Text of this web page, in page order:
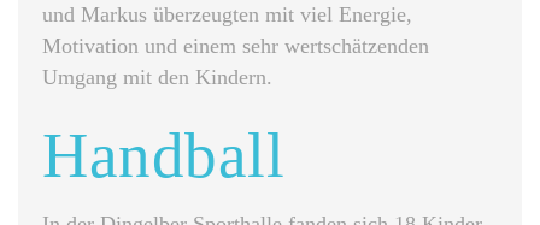
und Markus überzeugten mit viel Energie,
Motivation und einem sehr wertschätzenden
Umgang mit den Kindern.
Handball